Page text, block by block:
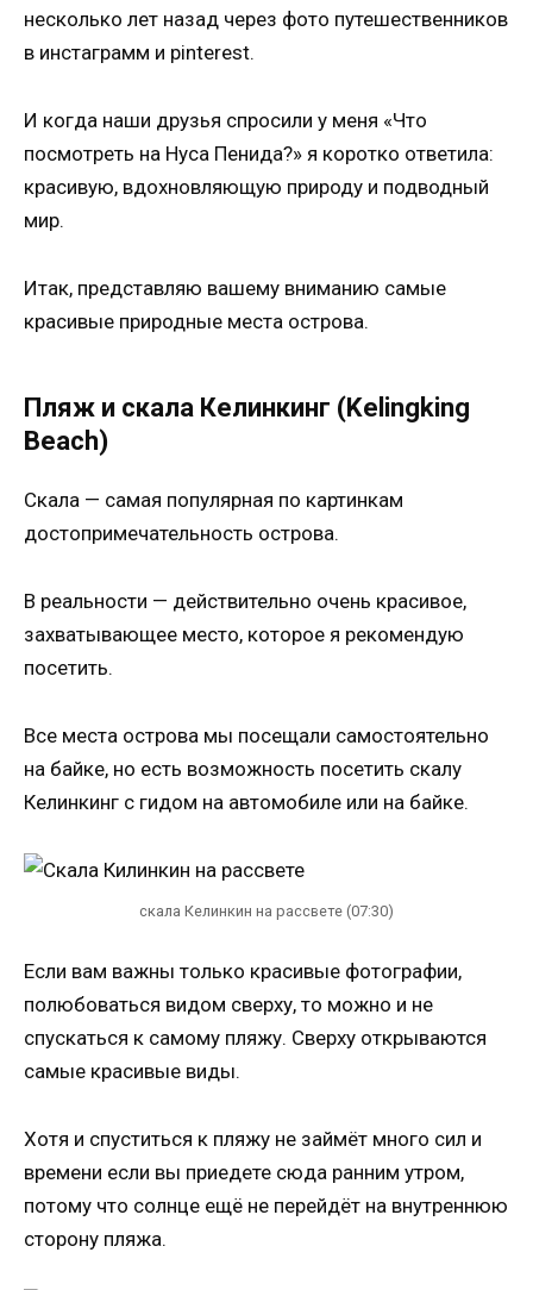
несколько лет назад через фото путешественников
в инстаграмм и pinterest.
И когда наши друзья спросили у меня «Что
посмотреть на Нуса Пенида?» я коротко ответила:
красивую, вдохновляющую природу и подводный
мир.
Итак, представляю вашему вниманию самые
красивые природные места острова.
Пляж и скала Келинкинг (Kelingking
Beach)
Скала — самая популярная по картинкам
достопримечательность острова.
В реальности — действительно очень красивое,
захватывающее место, которое я рекомендую
посетить.
Все места острова мы посещали самостоятельно
на байке, но есть возможность посетить скалу
Келинкинг с гидом на автомобиле или на байке.
скала Келинкин на рассвете (07:30)
Если вам важны только красивые фотографии,
полюбоваться видом сверху, то можно и не
спускаться к самому пляжу. Сверху открываются
самые красивые виды.
Хотя и спуститься к пляжу не займёт много сил и
времени если вы приедете сюда ранним утром,
потому что солнце ещё не перейдёт на внутреннюю
сторону пляжа.